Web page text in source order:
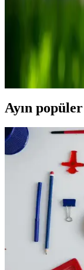
Migros'ta Cilt
Migros'taki çeşitli
Ayın